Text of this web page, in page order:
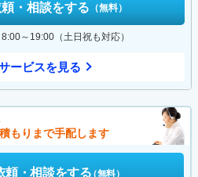
・相談をする （無料）
～19:00（土日祝も対応）
ービスを見る
もりまで手配します
頼・相談をする（無料）